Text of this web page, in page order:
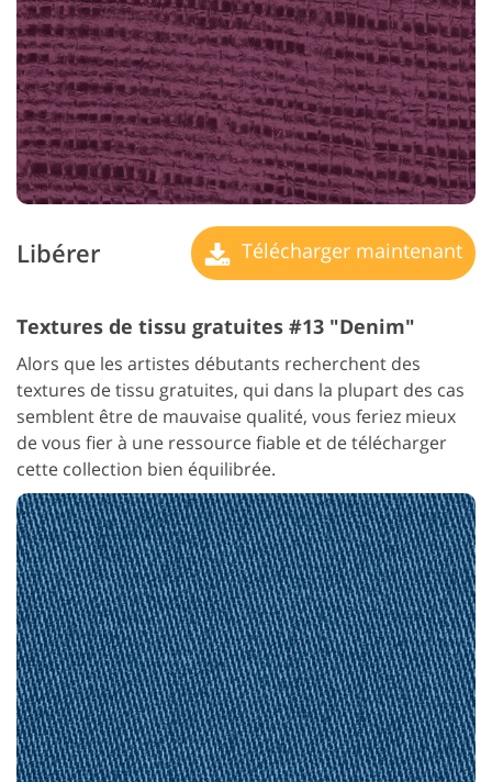
Libérer Télécharger maintenant
Textures de tissu gratuites #13 "Denim"
Alors que les artistes débutants recherchent des
textures de tissu gratuites, qui dans la plupart des cas
semblent être de mauvaise qualité, vous feriez mieux
de vous fier à une ressource fiable et de télécharger
cette collection bien équilibrée.